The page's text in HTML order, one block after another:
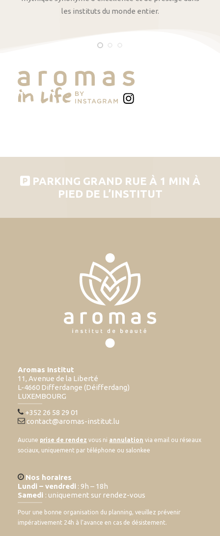
les instituts du monde entier.
PARKING GRAND RUE À 1 MIN À
PIED DE L’INSTITUT
Aromas Institut
11, Avenue de la Liberté
L-4660 Differdange (Déifferdang)
LUXEMBOURG
+352 26 58 29 01
contact@aromas-institut.lu
Aucune prise de rendez vous ni annulation via email ou réseaux
sociaux, uniquement par téléphone ou salonkee
Nos horaires
Lundi – vendredi : 9h – 18h
Samedi : uniquement sur rendez-vous
Pour une bonne organisation du planning, veuillez prévenir
impérativement 24h à l’avance en cas de désistement.